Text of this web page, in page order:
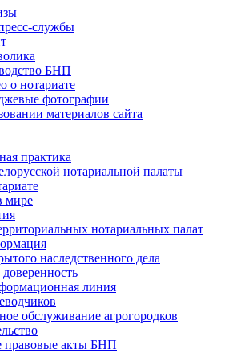
службы
БНП
о нотариате
фотографии
материалов сайта
практика
нотариальной палаты
мире
нотариальных палат
наследственного дела
линия
обслуживание агрогородков
правовые акты БНП